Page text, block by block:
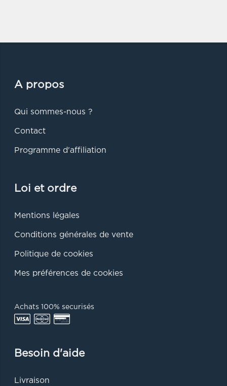
A propos
Qui sommes-nous ?
Contact
Programme d'affiliation
Loi et ordre
Mentions légales
Conditions générales de vente
Politique de cookies
Mes préférences de cookies
Achats 100% securisés
Besoin d'aide
Livraison